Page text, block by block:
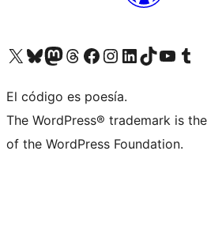
Visita nuestra cuenta de X (anteriormente Twitter)
Visita nuestra cuenta de Bluesky
Visita nuestra cuenta de Mastodon
Visita nuestra cuenta de Threads
Visita nuestra página de Facebook
Visita nuestra cuenta de Instagram
Visita nuestra cuenta de LinkedIn
Visita nuestra cuenta de TikTok
Visita nuestro canal
Visita nuestra
El código es poesía.
The WordPress® trademark is
of the WordPress Foundation.